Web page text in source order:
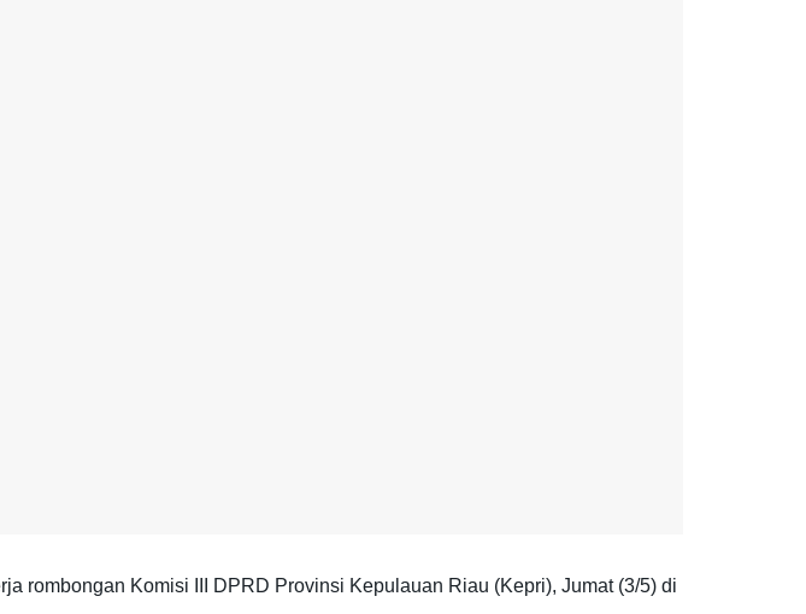
rombongan Komisi III DPRD Provinsi Kepulauan Riau (Kepri), Jumat (3/5) di